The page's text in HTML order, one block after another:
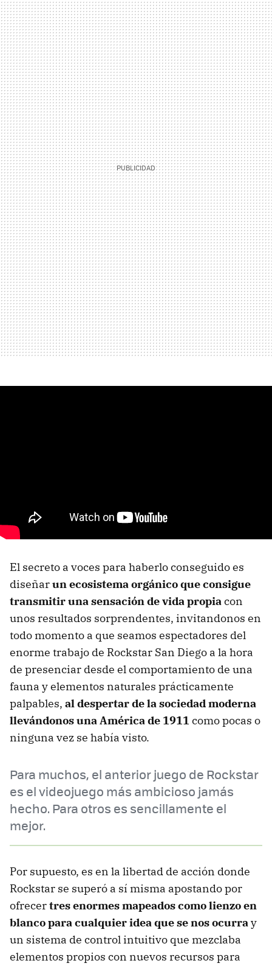
El secreto a voces para haberlo conseguido es
diseñarun ecosistema orgánico que consigue
transmitir una sensación de vida propiacon
unos resultados sorprendentes, invitandonos en
todo momento a que seamos espectadores del
enorme trabajo de Rockstar San Diego a la hora
de presenciar desde el comportamiento de una
fauna y elementos naturales prácticamente
palpables, al despertar de la sociedad moderna
llevándonos una América de 1911 como pocas o
ninguna vez se había visto.
Para muchos, el anterior juego de Rockstar
es el videojuego más ambicioso jamás
hecho. Para otros es sencillamente el
mejor.
Por supuesto, es en la libertad de acción donde
Rockstar se superó a sí misma apostando por
ofrecertres enormes mapeados como lienzo en
blanco para cualquier idea que se nos ocurray
un sistema de control intuitivo que mezclaba
elementos propios con nuevos recursos para